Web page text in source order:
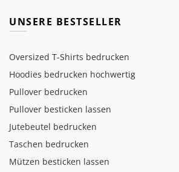
UNSERE BESTSELLER
Oversized T-Shirts bedrucken
Hoodies bedrucken hochwertig
Pullover bedrucken
Pullover besticken lassen
Jutebeutel bedrucken
Taschen bedrucken
Mützen besticken lassen